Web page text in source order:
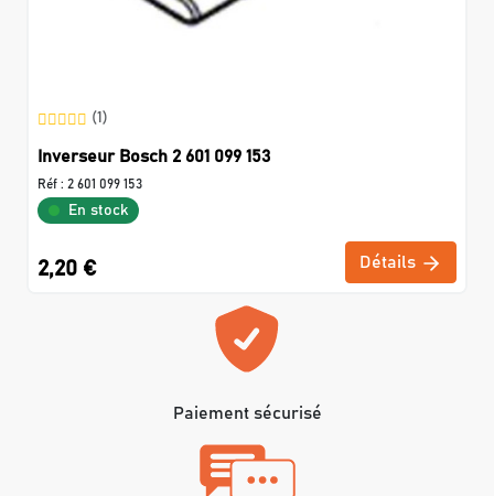
(1)
Inverseur Bosch 2 601 099 153
Réf : 2 601 099 153
En stock
2,20 € Détails
Paiement sécurisé